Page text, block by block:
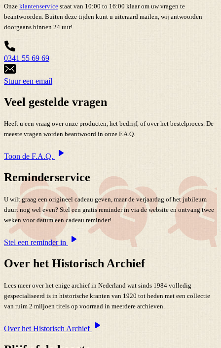
Onze klantenservice staat van 10:00 to 16:00 klaar om uw vragen te
beantwoorden. Buiten deze tijden kunt u uiteraard mailen, wij antwoorden
doorgaans binnen 24 uur!
0341 55 69 69
Stuur een email
Veel gestelde vragen
Heeft u een vraag over onze producten, het bedrijf, of over het bestelproces. De
meeste vragen worden beantwoord in onze F.A.Q.
Toon de F.A.Q.
Reminderservice
U wilt graag een origineel cadeau geven, maar de verjaardag of het jubileum
duurt nog wel even? Stel een gratis reminder in via de website en ontvang twee
weken voor datum een cadeau reminder!
Stel een reminder in
Over het Historisch Archief
Lees meer over het enige archief in Nederland wat sinds 1984 volledig
gespecialiseerd is in historische kranten van 1920 tot heden met een collectie
van ruim 2 miljoen titels op voorraad in meerdere archieven.
Over het Historisch Archief